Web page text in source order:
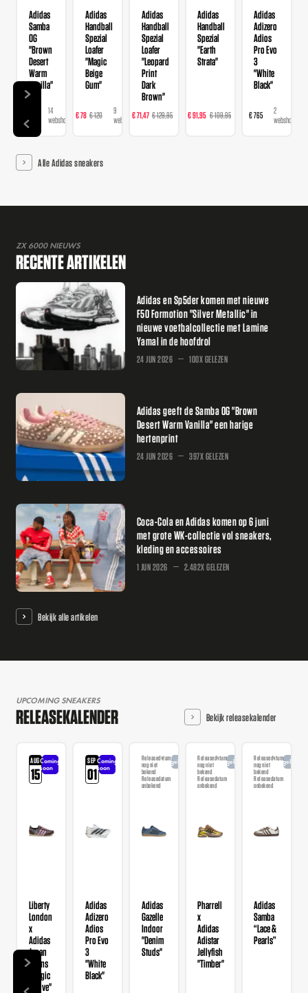
Adidas
Samba
OG
"Brown
Desert
Warm
Vanilla"
14
webshops
Adidas
Handball
Spezial
Loafer
"Magic
Beige
Gum"
€ 78 € 120
9
webshops
Adidas
Handball
Spezial
Loafer
"Leopard
Print
Dark
Brown"
€ 71,47 € 129,95
webshops
Adidas
Handball
Spezial
"Earth
Strata"
€ 91,95 € 109,95
webshops
Adidas
Adizero
Adios
Pro Evo
3
"White
Black"
€ 765
2
webshops
Alle Adidas sneakers
ZX 6000 NIEUWS
RECENTE ARTIKELEN
Adidas en Sp5der komen met nieuwe
F50 Formotion "Silver Metallic" in
nieuwe voetbalcollectie met Lamine
Yamal in de hoofdrol
24 JUN 2026 100X GELEZEN
Adidas geeft de Samba OG "Brown
Desert Warm Vanilla" een harige
hertenprint
24 JUN 2026 397X GELEZEN
Coca-Cola en Adidas komen op 6 juni
met grote WK-collectie vol sneakers,
kleding en accessoires
1 JUN 2026 2.482X GELEZEN
Bekijk alle artikelen
UPCOMING SNEAKERS
RELEASEKALENDER Bekijk releasekalender
AUG
15
Coming
soon
Liberty
London
x
Adidas
Japan
Wmns
"Magic
Mauve"
SEP
01
Coming
soon
Adidas
Adizero
Adios
Pro Evo
3
"White
Black"
Releasedatum
nog niet
bekend
Releasedatum
onbekend
Aangekondigd
Adidas
Gazelle
Indoor
"Denim
Studs"
Releasedatum
nog niet
bekend
Releasedatum
onbekend
Aangekondigd
Pharrell
x
Adidas
Adistar
Jellyfish
"Timber"
Releasedatum
nog niet
bekend
Releasedatum
onbekend
Adidas
Samba
“Lace &
Pearls”